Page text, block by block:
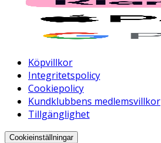
Köpvillkor
Integritetspolicy
Cookiepolicy
Kundklubbens medlemsvillkor
Tillgänglighet
Cookieinställningar